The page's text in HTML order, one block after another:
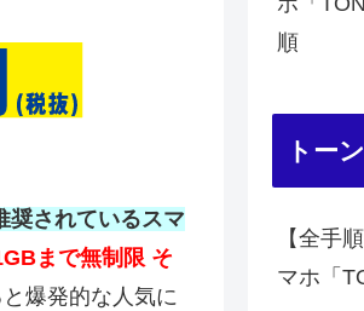
奨されているスマ
まで無制限 そ
爆発的な人気に
順
トー
【全手
マホ「